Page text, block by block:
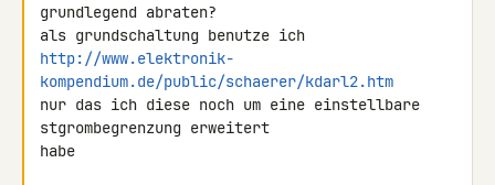
grundlegend abraten?
http://www.elektronik-
kompendium.de/public/schaerer/kdarl2.htm
nur das ich diese noch um eine einstellbare
stgrombegrenzung erweitert
habe